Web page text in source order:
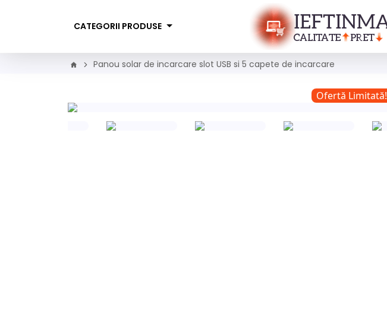
CATEGORII PRODUSE
Panou solar de incarcare slot USB si 5 capete de incarcare
Ofertă Limitată!